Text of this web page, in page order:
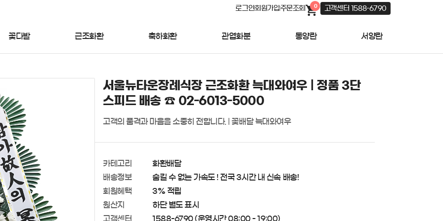
로그인회원가입주문조회 0 고객센터 1588-6790
꽃다발 근조화환 축하화환 관엽화분 동양란 서양란
서울뉴타운장례식장 근조화환 늑대와여우 | 정품 3단
스피드 배송 ☎ 02-6013-5000
고객의 품격과 마음을 소중히 전합니다. | 꽃배달 늑대와여우
카테고리
화환배달
배송정보
숨길 수 없는 가속도 ! 전국 3시간 내 신속 배송!
회원혜택
3% 적립
원산지
하단 별도 표시
고객센터
1588-6790 (운영시간 08:00 - 19:00)